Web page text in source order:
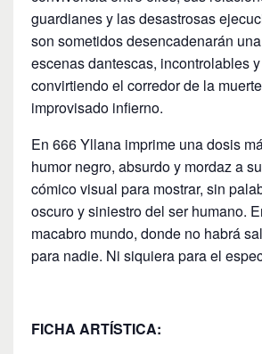
guardianes y las desastrosas
son sometidos desencadenarán
escenas dantescas, incontrolables
convirtiendo el corredor de la
improvisado infierno.
En 666 Yllana imprime una dosis
humor negro, absurdo y mordaz a
cómico visual para mostrar, sin
oscuro y siniestro del ser humano.
macabro mundo, donde no habrá
para nadie. Ni siquiera para el
FICHA ARTÍSTICA: